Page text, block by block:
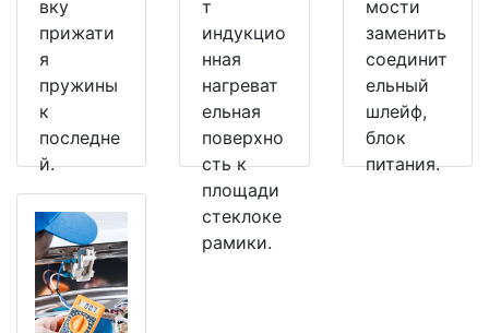
вку
прижати
я
пружины
к
последне
й.
т
индукцио
нная
нагреват
ельная
поверхно
сть к
площади
стеклоке
рамики.
мости
заменить
соединит
ельный
шлейф,
блок
питания.